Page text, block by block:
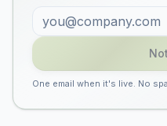
One email when it's live. No